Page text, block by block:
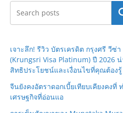
เจาะลึก! รีวิว บัตรเครดิต กรุงศรี วีซ่
(Krungsri Visa Platinum) ปี 2026
สิทธิประโยชน์และเงื่อนไขที่คุณต้องรู้
จีนยังคงอัตราดอกเบี้ยเทียบเคียงคง
เศรษฐกิจที่อ่อนแอ